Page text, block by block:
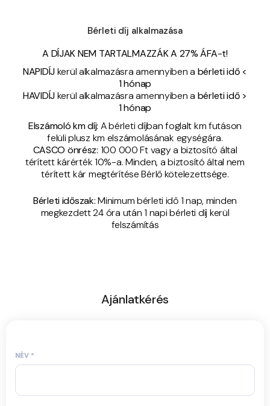
Bérleti díj alkalmazása
A DÍJAK NEM TARTALMAZZÁK A 27% ÁFA-t!
NAPIDÍJkerül alkalmazásra amennyiben a bérleti idő <
1 hónap
HAVIDÍJkerül alkalmazásra amennyiben a bérleti idő >
1 hónap
Elszámoló km díj: A bérleti díjban foglalt km futáson
felüli plusz km elszámolásának egységára.
​CASCO önrész: 100 000 Ft vagy a biztosító által
térített kárérték 10%-a. Minden, a biztosító által nem
térített kár megtérítése Bérlő kötelezettsége.
Bérleti időszak:Minimum bérleti idő 1 nap, minden
megkezdett 24 óra után 1 napi bérleti díj kerül
felszámítás
Ajánlatkérés
NÉV *